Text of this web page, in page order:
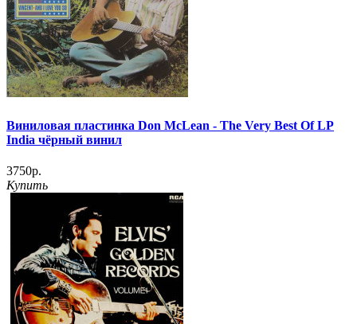
Виниловая пластинка Don McLean - The Very Best Of LP
India чёрный винил
3750р.
Купить